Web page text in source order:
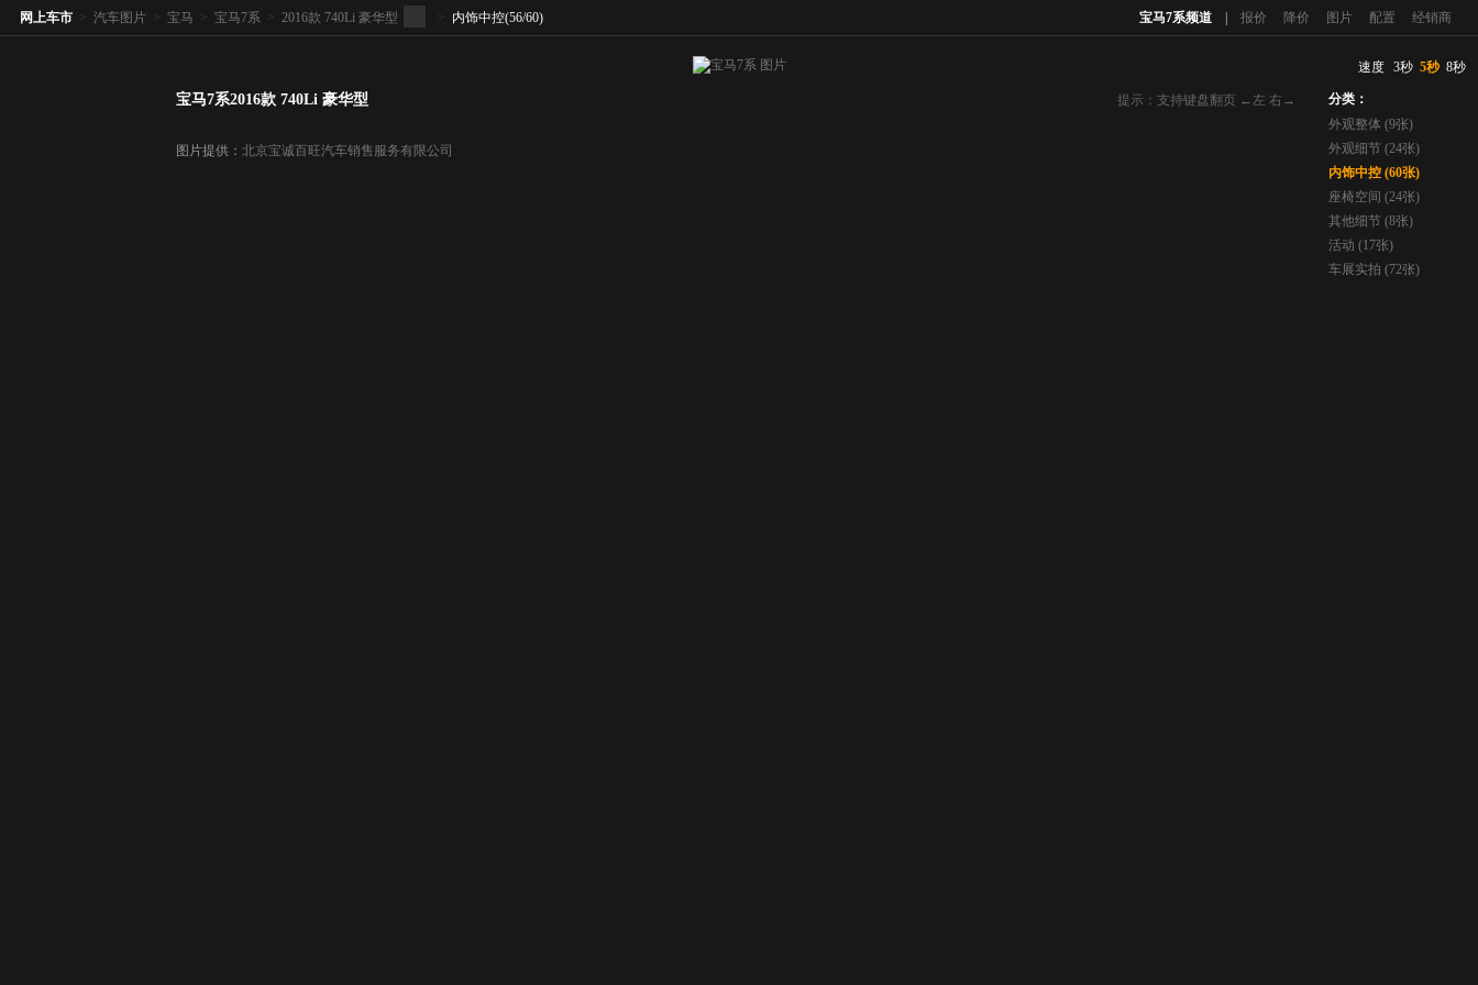
宝马7系频道 报价 降价 图片 配置 经销商
网上车市 > 汽车图片 > 宝马 > 宝马7系 > 2016款 740Li 豪华型 > 内饰中控(56/60)
提示：支持键盘翻页 ←左 右→
宝马7系2016款 740Li 豪华型
图片提供： 北京宝诚百旺汽车销售服务有限公司
速度 3秒 5秒 8秒
分类：
外观整体 (9张)
外观细节 (24张)
内饰中控 (60张)
座椅空间 (24张)
其他细节 (8张)
活动 (17张)
车展实拍 (72张)